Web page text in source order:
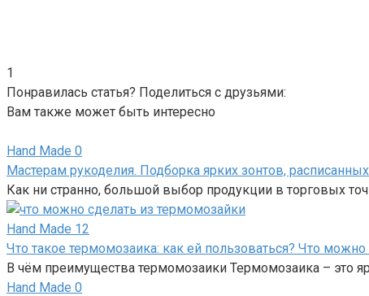
1
Понравилась статья? Поделиться с друзьями:
Вам также может быть интересно
Hand Made 0
Мастерам рукоделия. Подборка ярких зонтов,
Как ни странно, большой выбор продукции в торговых
Hand Made 12
Что такое термомозаика: как ей пользоваться? Что
В чём преимущества термомозаики Термомозаика – это
Hand Made 0